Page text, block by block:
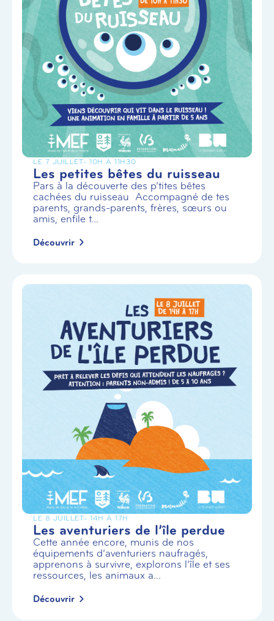
LE 7 JUILLET- 10H À 11H30
Les petites bêtes du ruisseau
Pars à la découverte des p’tites bêtes
cachées du ruisseau Accompagné de tes
parents, grands-parents, frères, sœurs ou
amis, enfile t...
Découvrir
LE 8 JUILLET- 14H À 17H
Les aventuriers de l’île perdue
Cette année encore, munis de nos
équipements d’aventuriers naufragés,
apprenons à survivre, explorons l’île et ses
ressources, les animaux a...
Découvrir